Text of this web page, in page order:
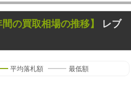
間の買取相場の推移】 レブ
平均落札額 最低額